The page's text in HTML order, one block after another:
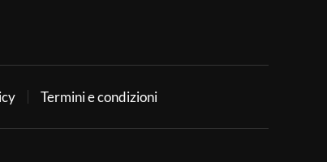
Termini e condizioni